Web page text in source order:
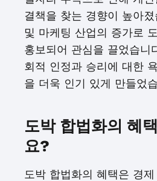
결책을 찾는 경향이 높아
및 마케팅 산업의 증가로
홍보되어 관심을 끌었습니
회적 인정과 승리에 대한
을 더욱 인기 있게 만들었
도박 합법화의 혜
요?
도박 합법화의 혜택은 경